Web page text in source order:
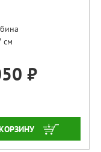
см
₽